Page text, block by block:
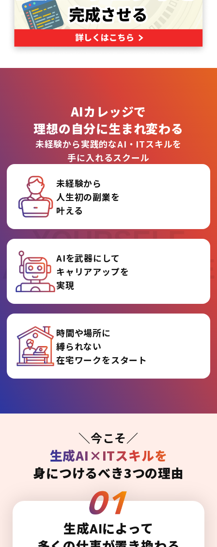
REINVENT
YOURSELF
AT AI COLLEGE
AIカレッジで
理想の自分に生まれ変わる
未経験から実践的なAI・ITスキルを
手に入れるスクール
未経験から
人生初の副業を
叶える
AIを武器にして
キャリアアップを
実現
時間や場所に
縛られない
在宅ワークをスタート
＼今こそ／
生成AI×ITスキルを
身につけるべき3つの理由
生成AIによって